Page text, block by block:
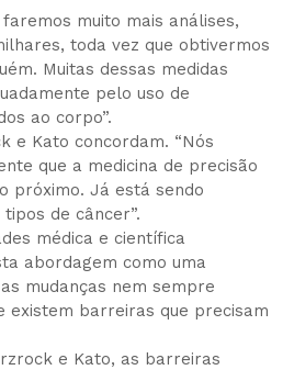
muito mais análises,
toda vez que obtivermos
Muitas dessas medidas
pelo uso de
ao corpo”.
e Kato concordam. “Nós
que a medicina de precisão
próximo. Já está sendo
de câncer”.
médica e científica
abordagem como uma
mudanças nem sempre
existem barreiras que precisam
e Kato, as barreiras